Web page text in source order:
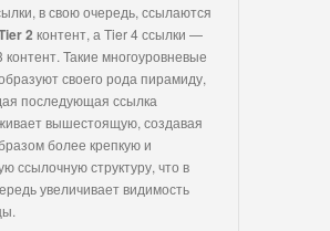
в свою очередь, ссылаются
2 контент, а Tier 4 ссылки —
контент. Такие многоуровневые
своего рода пирамиду,
последующая ссылка
вышестоящую, создавая
более крепкую и
ссылочную структуру, что в
увеличивает видимость